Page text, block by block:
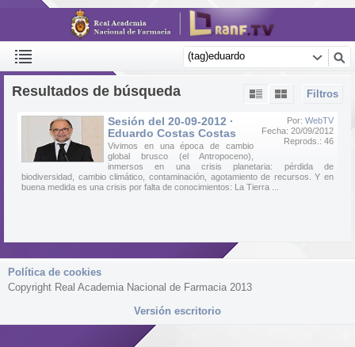
Filtros
Resultados de búsqueda
Por: WebTV
Fecha: 20/09/2012
Reprods.: 46
Sesión del 20-09-2012 ·
Eduardo Costas Costas
Vivimos en una época de cambio
global brusco (el Antropoceno),
inmersos en una crisis planetaria: pérdida de
biodiversidad, cambio climático, contaminación, agotamiento de recursos. Y en
buena medida es una crisis por falta de conocimientos: La Tierra ...
Política de cookies
Copyright Real Academia Nacional de Farmacia 2013
Versión escritorio